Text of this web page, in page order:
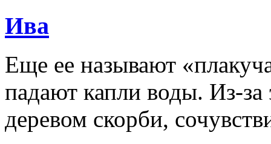
Ива
Еще ее называют
падают капли воды. Из-за
деревом скорби,